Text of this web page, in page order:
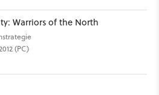
Warriors of the North
(PC)